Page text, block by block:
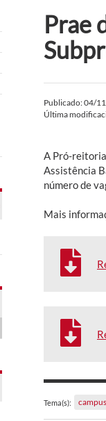
Prae
Publicado: 04/
Última
A Pró-
Assistência
número de
Mais
Tema(s):